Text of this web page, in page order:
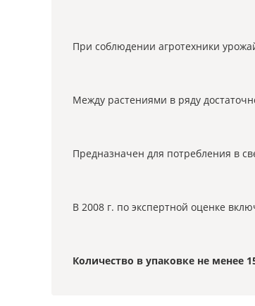
При соблюдении агротехники
Между растениями в ряду
Предназначен для потребления в
В 2008 г. по экспертной оценке
Количество в упаковке не менее